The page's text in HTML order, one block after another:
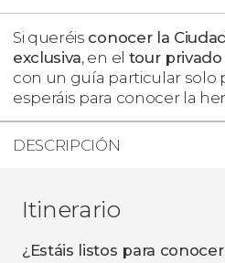
Si queréis conocer la
exclusiva, en el tour
con un guía particular solo
esperáis para conocer la
DESCRIPCIÓN
Itinerario
¿Estáis listos para